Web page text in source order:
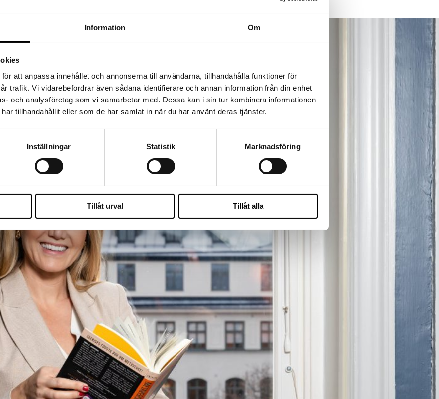
Information Om
att anpassa innehållet och annonserna till användarna, tillhandahålla funktioner för
trafik. Vi vidarebefordrar även sådana identifierare och annan information från din enhet
och analysföretag som vi samarbetar med. Dessa kan i sin tur kombinera informationen
tillhandahållit eller som de har samlat in när du har använt deras tjänster.
Inställningar Statistik Marknadsföring
Tillåt urval Tillåt alla